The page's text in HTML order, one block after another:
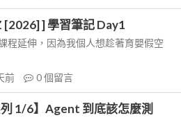
] 學習筆記 Day1
程延伸，因為我個人想趁著育嬰假空
前 0個留言
1/6】Agent 到底該怎麼測